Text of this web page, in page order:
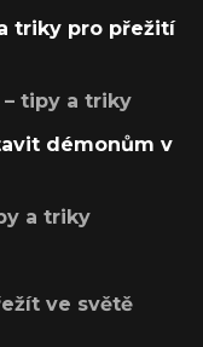
triky pro přežití
– tipy a triky
démonům v
a triky
ve světě